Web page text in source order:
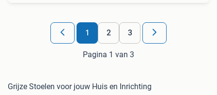
1 2 3
Pagina 1 van 3
Grijze Stoelen voor jouw Huis en Inrichting